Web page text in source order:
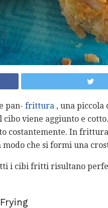
pan- frittura , una piccola
viene aggiunto e
costantemente. In
che si formi una
i cibi fritti risultano